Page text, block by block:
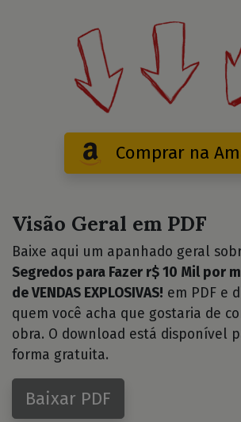
Comprar na
Visão Geral em PDF
Baixe aqui um apanhado geral
Segredos para Fazer r$ 10 Mil por
de VENDAS EXPLOSIVAS! em PDF e
quem você acha que gostaria de
obra. O download está disponível
forma gratuita.
Baixar PDF